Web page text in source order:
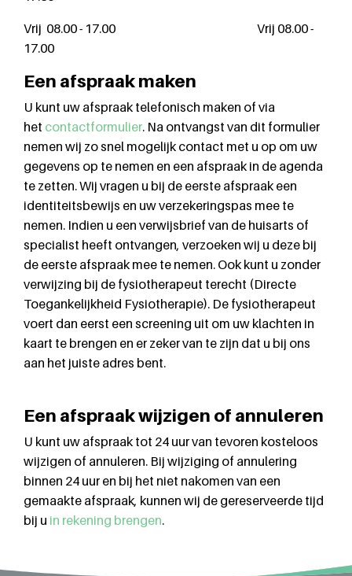
Vrij 08.00 - 17.00 Vrij 08.00 -
17.00
Een afspraak maken
U kunt uw afspraak telefonisch maken of via
het contactformulier. Na ontvangst van dit formulier
nemen wij zo snel mogelijk contact met u op om uw
gegevens op te nemen en een afspraak in de agenda
te zetten. Wij vragen u bij de eerste afspraak een
identiteitsbewijs en uw verzekeringspas mee te
nemen. Indien u een verwijsbrief van de huisarts of
specialist heeft ontvangen, verzoeken wij u deze bij
de eerste afspraak mee te nemen. Ook kunt u zonder
verwijzing bij de fysiotherapeut terecht (Directe
Toegankelijkheid Fysiotherapie). De fysiotherapeut
voert dan eerst een screening uit om uw klachten in
kaart te brengen en er zeker van te zijn dat u bij ons
aan het juiste adres bent.
Een afspraak wijzigen of annuleren
U kunt uw afspraak tot 24 uur van tevoren kosteloos
wijzigen of annuleren. Bij wijziging of annulering
binnen 24 uur en bij het niet nakomen van een
gemaakte afspraak, kunnen wij de gereserveerde tijd
bij u in rekening brengen.